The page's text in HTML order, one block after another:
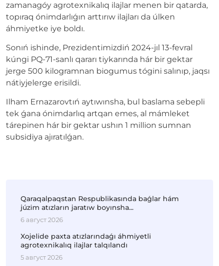
zamanagóy agrotexnikalıq ilajlar menen bir qatarda,
topıraq ónimdarlıǵın arttırıw ilajları da úlken
áhmiyetke iye boldı.
Sonıń ishinde, Prezidentimizdiń 2024-jıl 13-fevral
kúngi PQ-71-sanlı qararı tiykarında hár bir gektar
jerge 500 kilogramnan biogumus tógini salınıp, jaqsı
nátiyjelerge erisildi.
Ilham Ernazarovtıń aytıwınsha, bul baslama sebepli
tek ǵana ónimdarlıq artqan emes, al mámleket
tárepinen hár bir gektar ushın 1 million sumnan
subsidiya ajıratılǵan.
Qaraqalpaqstan Respublikasında baǵlar hám
júzim atızların jaratıw boyınsha...
6 август 2026
Xojelide paxta atızlarındaǵı áhmiyetli
agrotexnikalıq ilajlar talqılandı
5 август 2026